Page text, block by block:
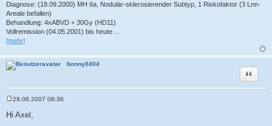
Diagnose: (18.09.2000) MH IIa, Nodulär-sklerosierender Subtyp, 1 Riskofaktor (3 Lnn-
Areale befallen)
Behandlung: 4xABVD + 30Gy (HD11)
Vollremission (04.05.2001) bis heute ...
[mehr]
bonny0404
Zitat
29.08.2007 08:36
Hi Axel,